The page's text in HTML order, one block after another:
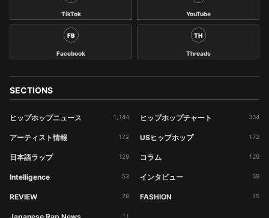
TikTok YouTube
FB
Facebook
TH
Threads
SECTIONS
ヒップホップニュース 1,144 ヒップホップチャート 334
アーティスト情報 172 USヒップホップ 172
日本語ラップ 129 コラム 129
Intelligence 53 インタビュー 39
REVIEW 28 FASHION 25
11